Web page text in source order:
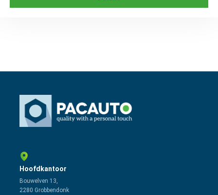
Hoofdkantoor
Bouwelven 13,
2280 Grobbendonk